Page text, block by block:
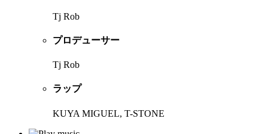
Tj Rob
プロデューサー
Tj Rob
ラップ
KUYA MIGUEL, T-STONE